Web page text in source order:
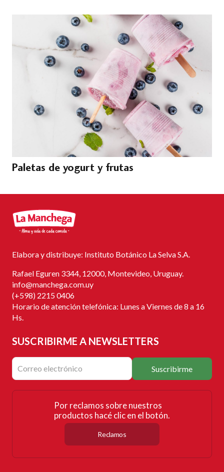
Paletas de yogurt y frutas
Elabora y distribuye: Instituto Botánico La Selva S.A.
Rafael Eguren 3344, 12000, Montevideo, Uruguay.
info@manchega.com.uy
(+598) 2215 0406
Horario de atención telefónica: Lunes a Viernes de 8 a 16
Hs.
SUSCRIBIRME A NEWSLETTERS
Suscribirme
Por reclamos sobre nuestros
productos hacé clic en el botón.
Reclamos